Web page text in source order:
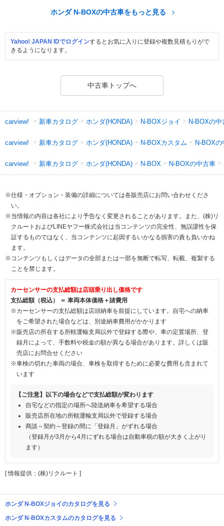
ホンダ N-BOXの中古車をもっと見る
Yahoo! JAPAN IDでログインするとお気に入りに登録や複数見積もりがで
きるようになります。
中古車トップへ
carview! 新車カタログ ホンダ(HONDA) N-BOXジョイ N-BOXの中
carview! 新車カタログ ホンダ(HONDA) N-BOXカスタム N-BOXの
carview! 新車カタログ ホンダ(HONDA) N-BOX N-BOXの中古車
※仕様・オプション・装備の詳細については各販売店にお問い合わせくださ
い。
※当情報の内容は各社により予告なく変更されることがあります。また、(株)リ
クルートおよびLINEヤフー株式会社は当コンテンツの完全性、無誤謬性を保
証するものではなく、当コンテンツに起因するいかなる損害の責も負いかね
ます。
※コンテンツもしくはデータの全部または一部を無断で転写、転載、複製する
ことを禁じます。
カーセンサーの支払総額は店頭乗り出し価格です
支払総額（税込） ＝ 車両本体価格＋諸費用
※カーセンサーの支払総額は店頭納車を前提にしています。自宅への納車
をご希望された場合などは、別途納車費用がかかります
※販売店の所在する所轄運輸支局以外で登録する際や、車の定置場所、登
録月によって、手数料や税金の額が異なる場合があります。詳しくは販
売店にお問合せください
※車検の切れた車両の場合、車検を取得するために必要な費用も含まれて
います
【ご注意】以下の場合などで支払総額が変わります
自宅などの指定の場所へ陸送納車を希望する場合
販売店所在地の所轄運輸支局以外で登録する場合
商談～契約～登録の間に「登録月」がずれる場合
（登録月が3月から4月にずれる場合は自動車税の額が大きく上がり
ます）
[ 情報提供：(株)リクルート ]
ホンダ N-BOXジョイのカタログを見る
ホンダ N-BOXカスタムのカタログを見る